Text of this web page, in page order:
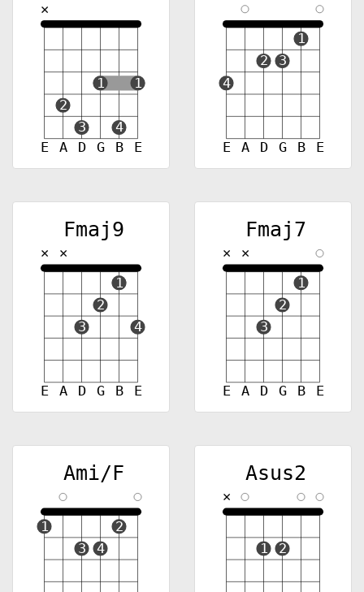
E A D G B E
✕
2
3
1
4
1
E A D G B E
4
2 3
1
Fmaj9
E A D G B E
✕ ✕
3
2
1
4
Fmaj7
E A D G B E
✕ ✕
3
2
1
Ami/F
1
3
4
2
Asus2
✕
1 2